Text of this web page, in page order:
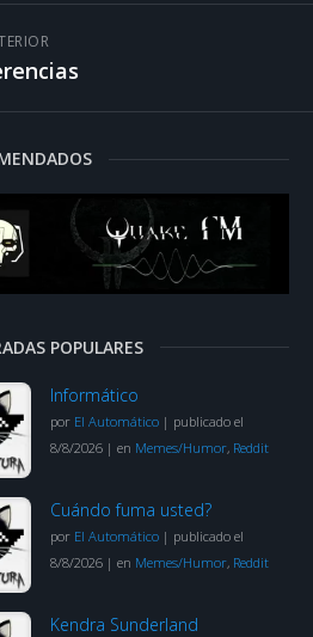
POPULARES
Informático
por El Automático | publicado el
8/8/2026 | en Memes/Humor, Reddit
Cuándo fuma usted?
por El Automático | publicado el
8/8/2026 | en Memes/Humor, Reddit
Kendra Sunderland